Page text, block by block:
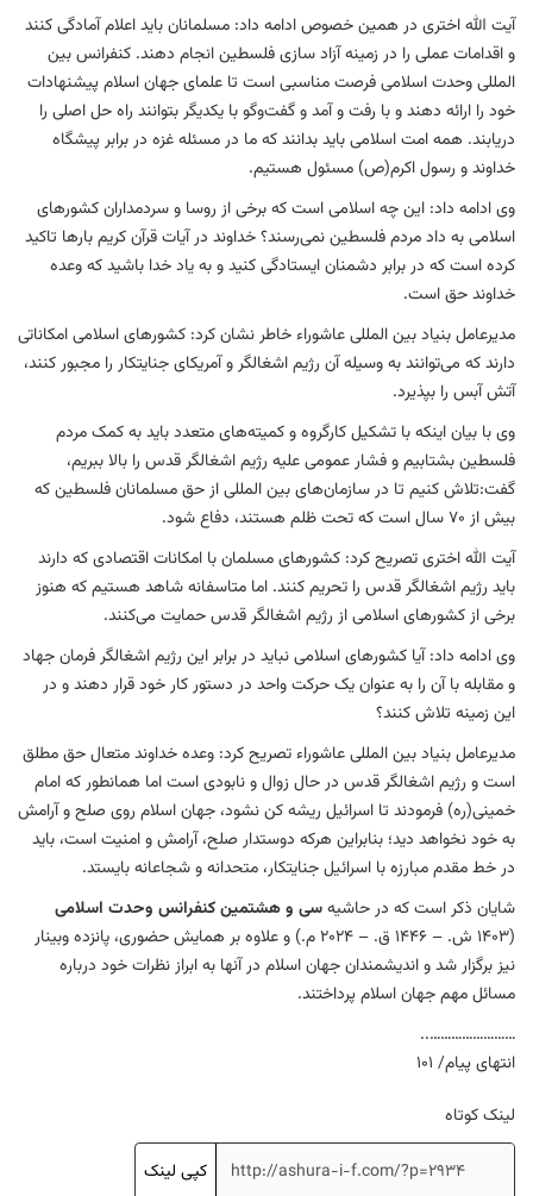
آیت الله اختری در همین خصوص ادامه داد: مسلمانان باید اعلام آمادگی کنند
و اقدامات عملی را در زمینه آزاد سازی فلسطین انجام دهند. کنفرانس بین
المللی وحدت اسلامی فرصت مناسبی است تا علمای جهان اسلام پیشنهادات
خود را ارائه دهند و با رفت‌ و آمد و گفت‌وگو با یکدیگر بتوانند راه حل اصلی را
دریابند. همه امت اسلامی باید بدانند که ما در مسئله غزه در برابر پیشگاه
خداوند و رسول اکرم(ص) مسئول هستیم.
وی ادامه داد: این چه اسلامی است که برخی از روسا و سردمداران کشورهای
اسلامی به داد مردم فلسطین نمی‌رسند؟ خداوند در آیات قرآن کریم بارها تاکید
کرده است که در برابر دشمنان ایستادگی کنید و به یاد خدا باشید که وعده
خداوند حق است.
مدیرعامل بنیاد بین المللی عاشوراء خاطر نشان کرد: کشورهای اسلامی امکاناتی
دارند که می‌توانند به وسیله آن رژیم اشغالگر و آمریکای جنایتکار را مجبور کنند،
آتش آبس را بپذیرد.
وی با بیان اینکه با تشکیل کارگروه و کمیته‌های متعدد باید به کمک مردم
فلسطین بشتابیم و فشار عمومی علیه رژیم اشغالگر قدس را بالا ببریم،
گفت:تلاش کنیم تا در سازمان‌های بین المللی از حق مسلمانان فلسطین که
بیش از 70 سال است که تحت ظلم هستند، دفاع شود.
آیت الله اختری تصریح کرد: کشورهای مسلمان با امکانات اقتصادی که دارند
باید رژیم اشغالگر قدس را تحریم کنند. اما متاسفانه شاهد هستیم که هنوز
برخی از کشورهای اسلامی از رژیم اشغالگر قدس حمایت می‌کنند.
وی ادامه داد: آیا کشورهای اسلامی نباید در برابر این رژیم اشغالگر فرمان جهاد
و مقابله با آن را به عنوان یک حرکت واحد در دستور کار خود قرار دهند و در
این زمینه تلاش کنند؟
مدیرعامل بنیاد بین المللی عاشوراء تصریح کرد: وعده خداوند متعال حق مطلق
است و رژیم اشغالگر قدس در حال زوال و نابودی است اما همانطور که امام
خمینی(ره) فرمودند تا اسرائیل ریشه کن نشود، جهان اسلام روی صلح و آرامش
به خود نخواهد دید؛ بنابراین هرکه دوستدار صلح، آرامش و امنیت است، باید
در خط مقدم مبارزه با اسرائیل جنایتکار، متحدانه و شجاعانه بایستد.
شایان ذکر است که در حاشیهسی و هشتمین کنفرانس وحدت اسلامی
(1403 ش. – 1446 ق. – 2024 م.) و علاوه بر همایش حضوری، پانزده وبینار
نیز برگزار شد و اندیشمندان جهان اسلام در آنها به ابراز نظرات خود درباره
مسائل مهم جهان اسلام پرداختند.
……………………..
انتهای پیام/ 101
لینک کوتاه
کپی لینک